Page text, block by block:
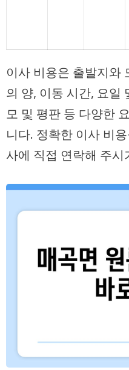
이사 비용은 출발지와
의 양, 이동 시간, 요일
모 및 평판 등 다양한
니다. 정확한 이사 비
사에 직접 연락해 주시